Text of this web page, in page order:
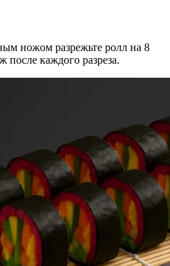
ножом разрежьте ролл на 8
после каждого разреза.